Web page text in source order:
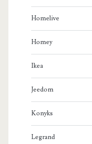
Homelive
Homey
Ikea
Jeedom
Konyks
Legrand